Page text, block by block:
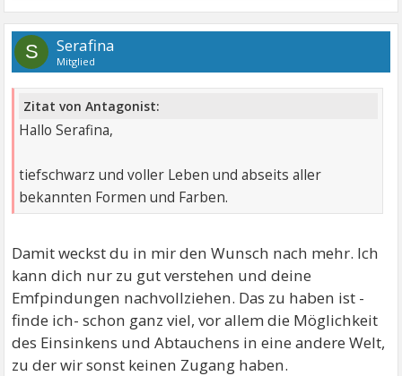
S Serafina
Mitglied
Zitat von Antagonist:
Hallo Serafina,
tiefschwarz und voller Leben und abseits aller
bekannten Formen und Farben.
Damit weckst du in mir den Wunsch nach mehr. Ich
kann dich nur zu gut verstehen und deine
Emfpindungen nachvollziehen. Das zu haben ist -
finde ich- schon ganz viel, vor allem die Möglichkeit
des Einsinkens und Abtauchens in eine andere Welt,
zu der wir sonst keinen Zugang haben.